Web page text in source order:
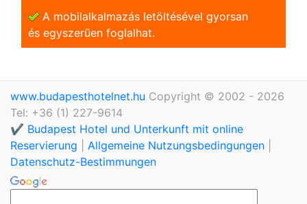
A mobilalkalmazás letöltésével gyorsan
és egyszerũen foglalhat.
www.budapesthotelnet.hu Copyright © 2002 - 2026
Tel: +36 (1) 227-9614
✔️ Budapest Hotel und Unterkunft mit online
Reservierung
Allgemeine Nutzungsbedingungen
Datenschutz-Bestimmungen